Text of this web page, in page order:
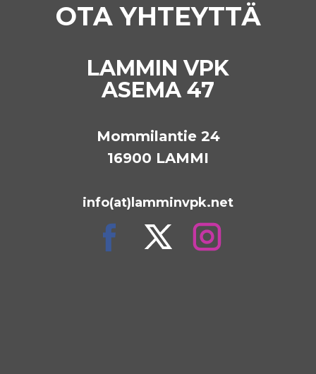
OTA YHTEYTTÄ
LAMMIN VPK
ASEMA 47
Mommilantie 24
16900 LAMMI
info(at)lamminvpk.net